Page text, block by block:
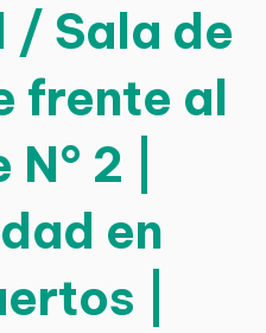
Sala de
frente al
2 |
en
|